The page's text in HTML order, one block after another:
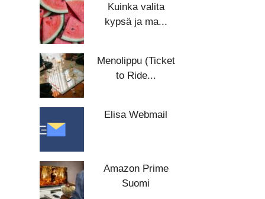
Kuinka valita
kypsä ja ma...
Menolippu (Ticket
to Ride...
Elisa Webmail
Amazon Prime
Suomi